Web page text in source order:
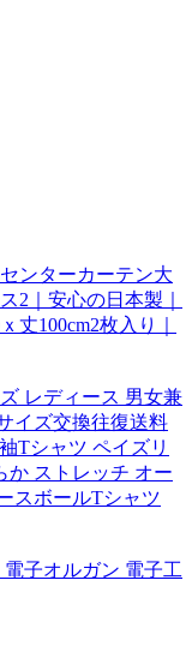
ンターカーテン大
2｜安心の日本製｜
丈100cm2枚入り｜
レディース 男女兼
イズ交換往復送料
Tシャツ ペイズリ
か ストレッチ オー
スボールTシャツ
子オルガン 電子工